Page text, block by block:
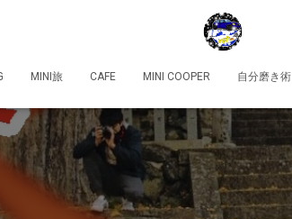
MINI旅 CAFE MINI COOPER 自分磨き術